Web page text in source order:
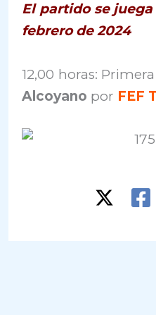
El partido se
febrero de 2024
12,00 horas:
Alcoyano por FEF